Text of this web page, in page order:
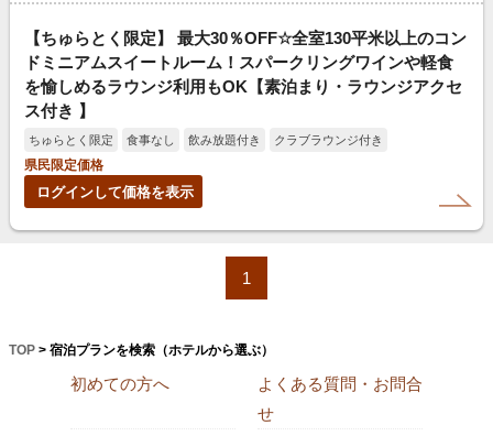
【ちゅらとく限定】 最大30％OFF☆全室130平米以上のコン
ドミニアムスイートルーム！スパークリングワインや軽食
を愉しめるラウンジ利用もOK【素泊まり・ラウンジアクセ
ス付き 】
ちゅらとく限定 食事なし 飲み放題付き
クラブラウンジ付き
県民限定価格
ログインして価格を表示
1
TOP > 宿泊プランを検索（ホテルから選ぶ）
初めての方へ
よくある質問・お問合
せ